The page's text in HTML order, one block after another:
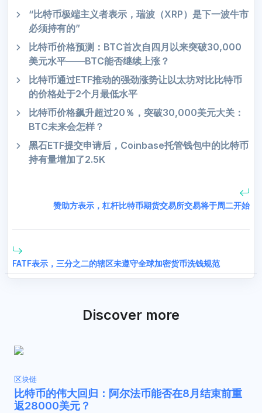
“比特币极端主义者表示，瑞波（XRP）是下一波牛市
必须持有的”
比特币价格预测：BTC首次自四月以来突破30,000
美元水平——BTC能否继续上涨？
比特币通过ETF推动的强劲涨势让以太坊对比比特币
的价格处于2个月最低水平
比特币价格飙升超过20％，突破30,000美元大关：
BTC未来会怎样？
黑石ETF提交申请后，Coinbase托管钱包中的比特币
持有量增加了2.5K
赞助方表示，杠杆比特币期货交易所交易将于周二开始
FATF表示，三分之二的辖区未遵守全球加密货币洗钱规范
Discover more
区块链
比特币的伟大回归：阿尔法币能否在8月结束前重
返28000美元？